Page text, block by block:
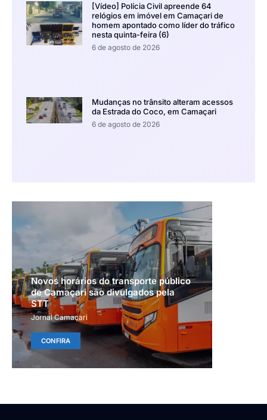
[Vídeo] Polícia Civil apreende 64
relógios em imóvel em Camaçari de
homem apontado como líder do tráfico
nesta quinta-feira (6)
6 de agosto de 2026
Mudanças no trânsito alteram acessos
da Estrada do Coco, em Camaçari
6 de agosto de 2026
Novos horários do transporte público
de Camaçari são divulgados pela
STT
Jornal Camaçari
CONFIRA